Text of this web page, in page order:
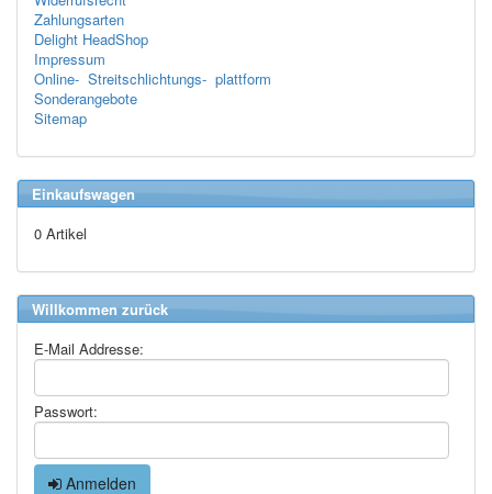
Zahlungsarten
Delight HeadShop
Impressum
Online- Streitschlichtungs- plattform
Sonderangebote
Sitemap
Einkaufswagen
0 Artikel
Willkommen zurück
E-Mail Addresse:
Passwort:
Anmelden